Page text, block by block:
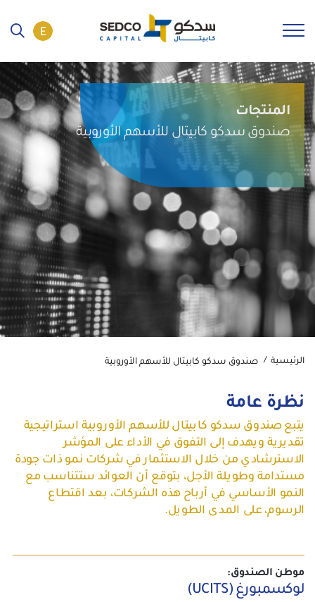
المنتجات
صندوق سدكو كابيتال للأسهم الأوروبية
الرئيسية صندوق سدكو كابيتال للأسهم الأوروبية
نظرة عامة
يتبع صندوق سدكو كابيتال للأسهم الأوروبية استراتيجية
تقديرية ويهدف إلى التفوق في الأداء على المؤشر
الاسترشادي من خلال الاستثمار في شركات نمو ذات جودة
مستدامة وطويلة الأجل، بتوقع أن العوائد ستتناسب مع
النمو الأساسي في أرباح هذه الشركات، بعد اقتطاع
الرسوم، على المدى الطويل.
موطن الصندوق:
لوكسمبورغ (UCITS)